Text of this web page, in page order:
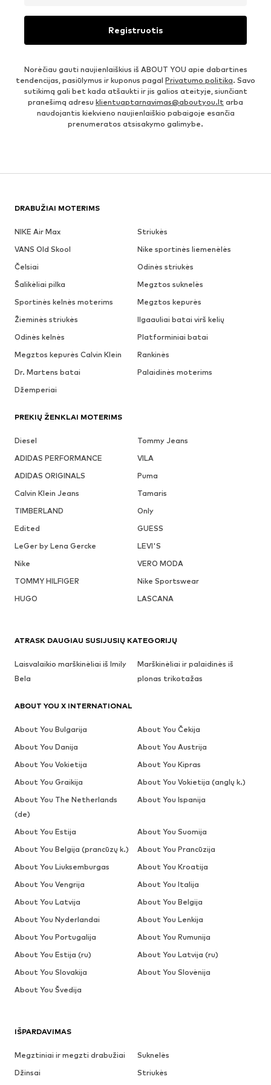
Registruotis
Norėčiau gauti naujienlaiškius iš ABOUT YOU apie dabartines
tendencijas, pasiūlymus ir kuponus pagal Privatumo politika. Savo
sutikimą gali bet kada atšaukti ir jis galios ateityje, siunčiant
pranešimą adresu klientuaptarnavimas@aboutyou.lt arba
naudojantis kiekvieno naujienlaiškio pabaigoje esančia
prenumeratos atsisakymo galimybe.
DRABUŽIAI MOTERIMS
NIKE Air Max
Striukės
VANS Old Skool
Nike sportinės liemenėlės
Čelsiai
Odinės striukės
Šalikėliai pilka
Megztos suknelės
Sportinės kelnės moterims
Megztos kepurės
Žieminės striukės
Ilgaauliai batai virš kelių
Odinės kelnės
Platforminiai batai
Megztos kepurės Calvin Klein
Rankinės
Dr. Martens batai
Palaidinės moterims
Džemperiai
PREKIŲ ŽENKLAI MOTERIMS
Diesel
Tommy Jeans
ADIDAS PERFORMANCE
VILA
ADIDAS ORIGINALS
Puma
Calvin Klein Jeans
Tamaris
TIMBERLAND
Only
Edited
GUESS
LeGer by Lena Gercke
LEVI'S
Nike
VERO MODA
TOMMY HILFIGER
Nike Sportswear
HUGO
LASCANA
IŠPARDAVIMAS
Megztiniai ir megzti drabužiai
Suknelės
Džinsai
Striukės
ATRASK DAUGIAU SUSIJUSIŲ KATEGORIJŲ
Laisvalaikio marškinėliai iš Imily
Bela
Marškinėliai ir palaidinės iš
plonas trikotažas
ABOUT YOU X INTERNATIONAL
About You Bulgarija
About You Čekija
About You Danija
About You Austrija
About You Vokietija
About You Kipras
About You Graikija
About You Vokietija (anglų k.)
About You The Netherlands
(de)
About You Ispanija
About You Estija
About You Suomija
About You Belgija (prancūzų k.)
About You Prancūzija
About You Liuksemburgas
About You Kroatija
About You Vengrija
About You Italija
About You Latvija
About You Belgija
About You Nyderlandai
About You Lenkija
About You Portugalija
About You Rumunija
About You Estija (ru)
About You Latvija (ru)
About You Slovakija
About You Slovėnija
About You Švedija